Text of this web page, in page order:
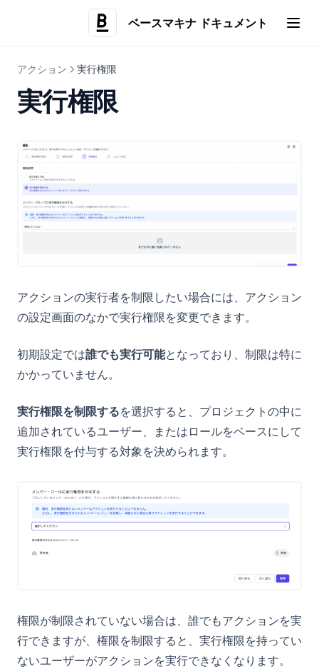
ベースマキナ ドキュメント
(opens
createReviewRequest
認証して呼び出す
Remote MCP
クライアントを接続する
アクションを実行する
組織やユーザーの設定
企業アカウントのユーザー管理
企業アカウントの管理者権限
プロジェクトユーザーの管理
アクション実行の設定
IPホワイトリスト
通知設定
セキュリティ・監査
監査ログ
検索
IPアドレス制限
認証ポリシー
環境
環境別のデータソース設定
環境別の利用制限
環境別のIPアドレス制限
GeminiのGemでベースマキナのドキュメントを活用する
NotebookLMでベースマキナのドキュメントを活用する
Claudeのプロジェクトでベースマキナのドキュメントを活用す
る
AI活用
AIプラットフォームへの接続
サポート対応時のユーザーサマリ生成
マスターデータの多言語翻訳
非推奨の機能
(旧)JavaScriptアクション
システム値
UIビルダー
UIビルダーとは
環境別のアクション表示・非表示設定
アクション 実行権限
実行権限
アクションの実行者を制限したい場合には、アクション
の設定画面のなかで実行権限を変更できます。
初期設定では誰でも実行可能となっており、制限は特に
かかっていません。
実行権限を制限するを選択すると、プロジェクトの中に
追加されているユーザー、またはロールをベースにして
実行権限を付与する対象を決められます。
権限が制限されていない場合は、誰でもアクションを実
行できますが、権限を制限すると、実行権限を持ってい
ないユーザーがアクションを実行できなくなります。